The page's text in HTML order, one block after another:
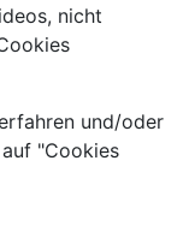
nicht
und/oder
"Cookies